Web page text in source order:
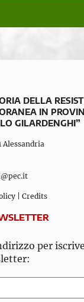
DELLA
IN
GILARDENGHI”
Alessandria
Credits
per